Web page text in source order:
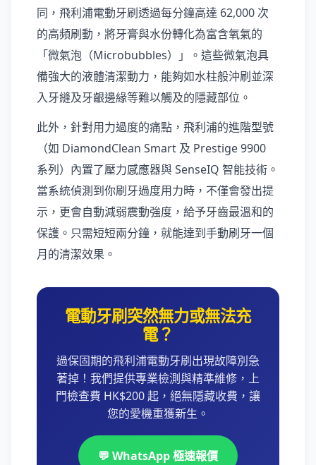
同，飛利浦電動牙刷透過每分鐘高達 62,000 次
的高頻刷動，將牙膏與水份轉化為富含氧氣的
「微氣泡（Microbubbles）」。這些微氣泡具
備強大的液體清潔動力，能夠如水柱般沖刷並深
入牙縫及牙齦邊緣等難以觸及的隱藏部位。
此外，針對用力過度的痛點，飛利浦的進階型號
（如 DiamondClean Smart 及 Prestige 9900
系列）內置了壓力感應器與 SenseIQ 智能技術。
當系統偵測到你刷牙過度用力時，不僅會發出提
示，更會自動減弱震動強度，給予牙齒最溫和的
保護。只需短短兩分鐘，就能達到手動刷牙一個
月的清潔效果。
電動牙刷突然無力或無法充
電？
過保固期的飛利浦電動牙刷出現故障別急
著掉！我們提供專業檢測與精準維修，上
門檢查費 HK$200 起，絕無隱藏收費，讓
您的愛機重獲新生。
💬 WhatsApp 極速報價